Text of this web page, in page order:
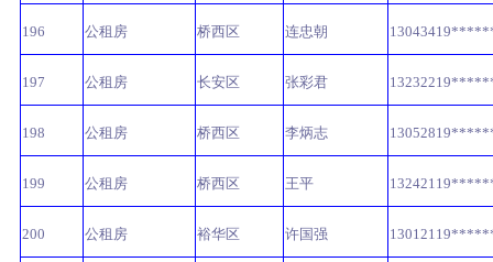
196 公租房 桥西区 连忠朝
197 公租房 长安区 张彩君
198 公租房 桥西区 李炳志
199 公租房 桥西区 王平
200 公租房 裕华区 许国强